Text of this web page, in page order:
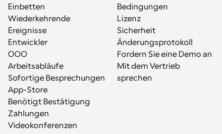
Einbetten
Wiederkehrende
Ereignisse
Entwickler
OOO
Arbeitsabläufe
Sofortige Besprechungen
App-Store
Benötigt Bestätigung
Zahlungen
Videokonferenzen
Bedingungen
Lizenz
Sicherheit
Änderungsprotokoll
Fordern Sie eine Demo an
Mit dem Vertrieb
sprechen